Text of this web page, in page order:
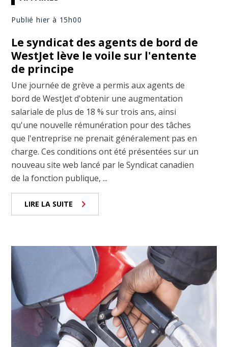
Publié hier à 15h00
Le syndicat des agents de bord de
WestJet lève le voile sur l'entente
de principe
Une journée de grève a permis aux agents de
bord de WestJet d'obtenir une augmentation
salariale de plus de 18 % sur trois ans, ainsi
qu'une nouvelle rémunération pour des tâches
que l'entreprise ne prenait généralement pas en
charge. Ces conditions ont été présentées sur un
nouveau site web lancé par le Syndicat canadien
de la fonction publique, ...
LIRE LA SUITE